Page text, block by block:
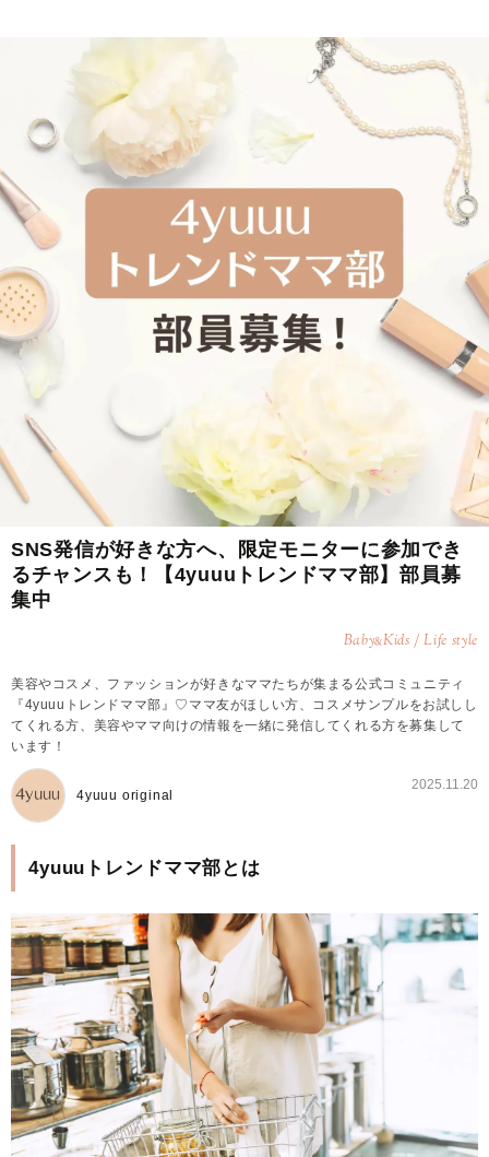
SNS発信が好きな方へ、限定モニターに参加でき
るチャンスも！【4yuuuトレンドママ部】部員募
集中
Baby&Kids / Life style
美容やコスメ、ファッションが好きなママたちが集まる公式コミュニティ
『4yuuuトレンドママ部』♡ママ友がほしい方、コスメサンプルをお試しし
てくれる方、美容やママ向けの情報を一緒に発信してくれる方を募集して
います！
4yuuu original
2025.11.20
4yuuuトレンドママ部とは